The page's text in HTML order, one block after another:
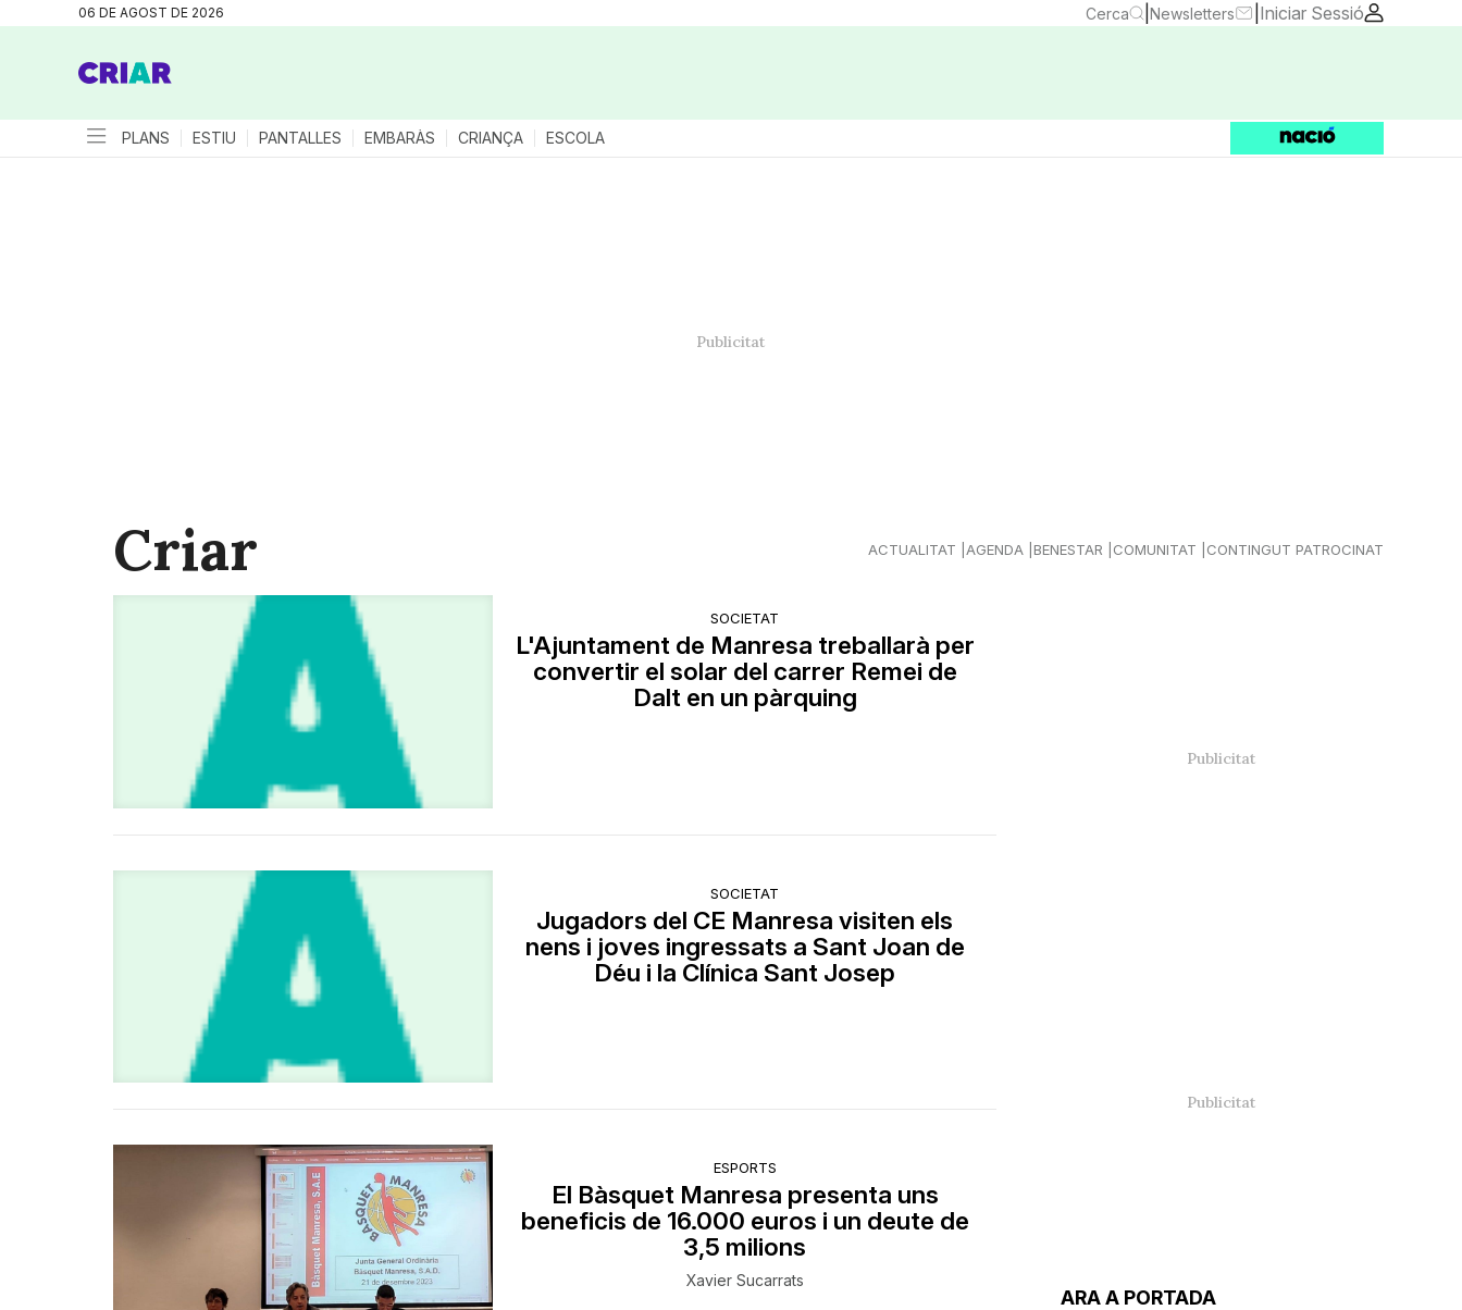
06 DE AGOST DE 2026 Cerca Newsletters Iniciar Sessió
PLANS ESTIU PANTALLES EMBARÀS CRIANÇA ESCOLA
Criar ACTUALITAT AGENDA BENESTAR COMUNITAT CONTINGUT PATROCINAT
SOCIETAT
L'Ajuntament de Manresa treballarà per
convertir el solar del carrer Remei de
Dalt en un pàrquing
SOCIETAT
Jugadors del CE Manresa visiten els
nens i joves ingressats a Sant Joan de
Déu i la Clínica Sant Josep
ESPORTS
El Bàsquet Manresa presenta uns
beneficis de 16.000 euros i un deute de
3,5 milions
Xavier Sucarrats
ARA A PORTADA